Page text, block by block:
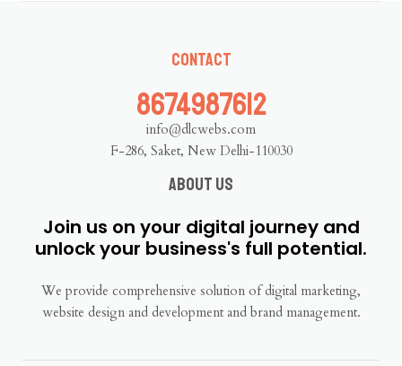
Contact
8674987612
info@dlcwebs.com
F-286, Saket, New Delhi-110030
About us
Join us on your digital journey and
unlock your business's full potential.
We provide comprehensive solution of digital marketing,
website design and development and brand management.